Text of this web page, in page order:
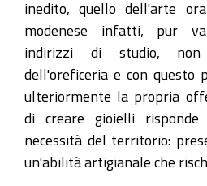
inedito, quello dell'arte
modenese infatti, pur
indirizzi di studio, non
dell'oreficeria e con questo
ulteriormente la propria
di creare gioielli
necessità del territorio:
un'abilità artigianale che